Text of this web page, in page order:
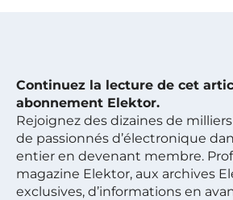
Continuez la lecture de cet
abonnement Elektor.
Rejoignez des dizaines de
de passionnés d’électronique
entier en devenant membre.
magazine Elektor, aux archives
exclusives, d’informations en